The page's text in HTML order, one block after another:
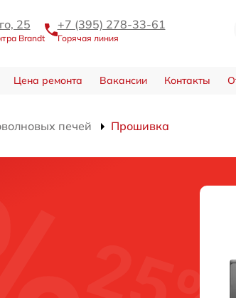
25
Brandt
+7 (395) 278-33-61
Горячая линия
Цена ремонта Вакансии Контакты
печей Прошивка